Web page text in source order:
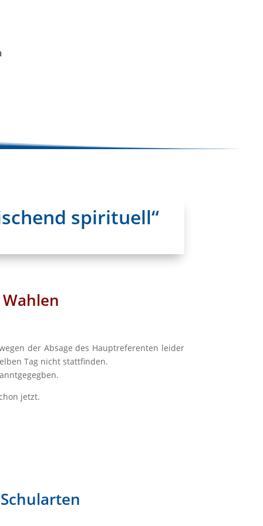
spirituell“
der Absage des Hauptreferenten leider
Tag nicht stattfinden.
jetzt.